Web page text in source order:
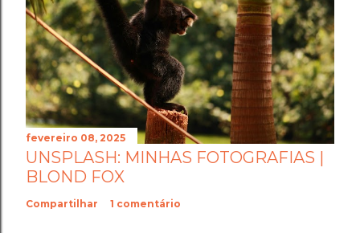
fevereiro 08, 2025
UNSPLASH: MINHAS FOTOGRAFIAS |
BLOND FOX
Compartilhar 1 comentário